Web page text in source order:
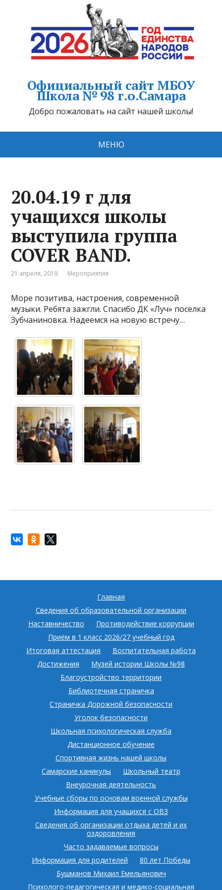
Официальный сайт МБОУ
Школа № 98 г.о.Самара
Добро пожаловать на сайт нашей школы!
МЕНЮ
20.04.19 г для
учащихся школы
выступила группа
COVER BAND.
21 апреля, 2019 Мероприятия
Море позитива, настроения, современной
музыки. Ребята зажгли. Спасибо ДК «Луч» поселка
Зубчаниновка. Надеемся на новую встречу…
Главная
Сведения об образовательной организации
Наставничество
Противодействие коррупции
Приём в 1 класс 2026/27 учебный год
Итоговая аттестация
Воспитательная работа
Достижения
Музей истории Школы №98
Благоустройство территории
Библиотечная страничка
Страничка Дорожной безопасности
Уголок безопасности
Школьная психологическая служба
Дистанционное обучение
Спортивная жизнь нашей школы
Самарские каникулы
Школьный театр
Внеурочная деятельность
Учебные сборы по основам военной службы
Информация для учащихся с ОВЗ
Сведения об организации отдыха детей и их
оздоровления
Часто задаваемые вопросы
Информация для родителей
80 лет Победы
Бушманов Михаил Емельянович
Психолого-педагогическая и медико-социальная